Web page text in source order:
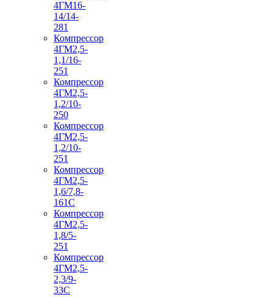
4ГМ16-
14/14-
281
Компрессор
4ГМ2,5-
1,1/16-
251
Компрессор
4ГМ2,5-
1,2/10-
250
Компрессор
4ГМ2,5-
1,2/10-
251
Компрессор
4ГМ2,5-
1,6/7,8-
161С
Компрессор
4ГМ2,5-
1,8/5-
251
Компрессор
4ГМ2,5-
2,3/9-
33С